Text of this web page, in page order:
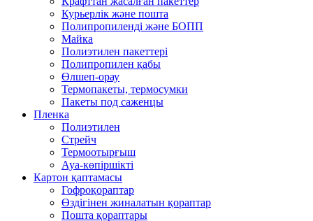
Курьерлік және пошта
Полипропиленді және БОПП
Майка
Полиэтилен пакеттері
Полипропилен қабы
Өлшеп-орау
Термопакеты, термосумки
Пакеты под саженцы
Пленка
Полиэтилен
Стрейч
Термоотырғыш
Ауа-көпіршікті
Картон қаптамасы
Гофроқораптар
Өздігінен жиналатын қораптар
Пошта қораптары